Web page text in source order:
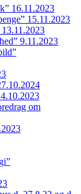
16.11.2023
15.11.2023
9.11.2023
om